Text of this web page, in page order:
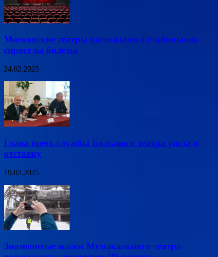
Московские театры рассказали о стабильном
спросе на билеты
24.02.2025
Глава пресс-службы Большого театра ушла в
отставку
19.02.2025
Знаменитые маски Музыкального театра